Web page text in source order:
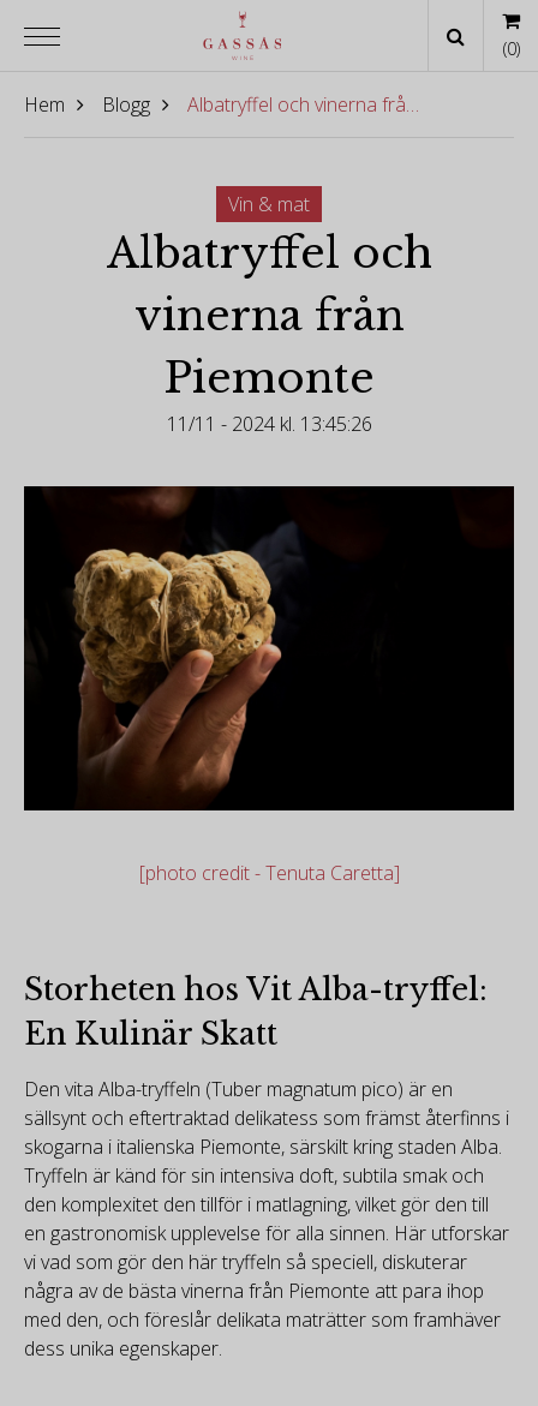
Hem Blogg Albatryffel och vinerna från Piemonte
Vin & mat
Albatryffel och
vinerna från
Piemonte
11/11 - 2024 kl. 13:45:26
[photo credit - Tenuta Caretta]
Storheten hos Vit Alba-tryffel:
En Kulinär Skatt
Den vita Alba-tryffeln (Tuber magnatum pico) är en
sällsynt och eftertraktad delikatess som främst återfinns i
skogarna i italienska Piemonte, särskilt kring staden Alba.
Tryffeln är känd för sin intensiva doft, subtila smak och
den komplexitet den tillför i matlagning, vilket gör den till
en gastronomisk upplevelse för alla sinnen. Här utforskar
vi vad som gör den här tryffeln så speciell, diskuterar
några av de bästa vinerna från Piemonte att para ihop
med den, och föreslår delikata maträtter som framhäver
dess unika egenskaper.
(0)